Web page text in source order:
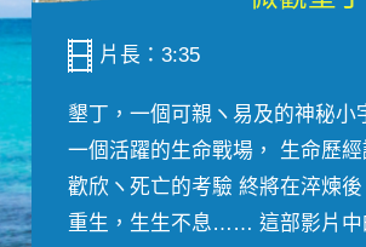
片長：3:35
墾丁，一個可親ヽ易及的神秘小
一個活躍的生命戰場， 生命歷
歡欣ヽ死亡的考驗 終將在淬煉
重生，生生不息…… 這部影片中